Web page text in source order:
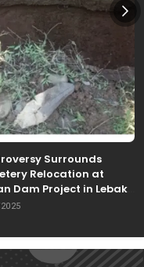
Surrounds
Relocation at
Dam Project in Lebak,